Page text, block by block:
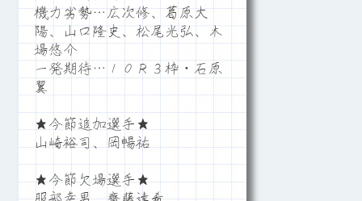
機力劣勢…広次修、葛原大
陽、山口隆史、松尾光弘、木
場悠介
一発期待…１０Ｒ３枠・石原
翼
★今節追加選手★
山崎裕司、岡暢祐
★今節欠場選手★